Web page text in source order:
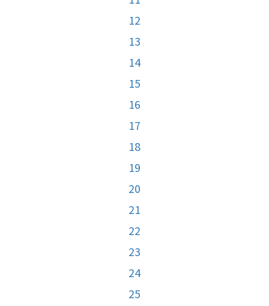
12
13
14
15
16
17
18
19
20
21
22
23
24
25